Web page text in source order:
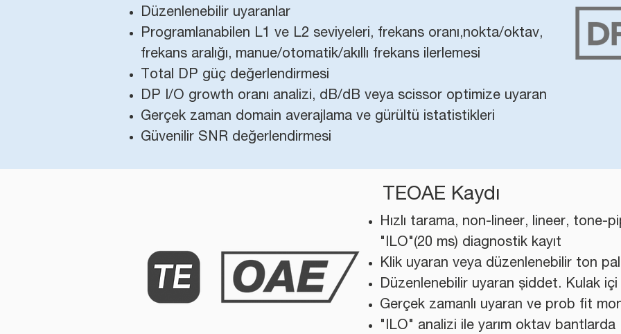
Düzenlenebilir uyaranlar
Programlanabilen L1 ve L2 seviyeleri, frekans oranı,nokta/oktav,
frekans aralığı, manue/otomatik/akıllı frekans ilerlemesi
Total DP güç değerlendirmesi
DP I/O growth oranı analizi, dB/dB veya scissor optimize uyaran
Gerçek zaman domain averajlama ve gürültü istatistikleri
Güvenilir SNR değerlendirmesi
TEOAE Kaydı
Hızlı tarama, non-lineer, lineer, tone-
"ILO"(20 ms) diagnostik kayıt
Klik uyaran veya düzenlenebilir ton
Düzenlenebilir uyaran şiddet. Kulak
Gerçek zamanlı uyaran ve prob fit
"ILO" analizi ile yarım oktav